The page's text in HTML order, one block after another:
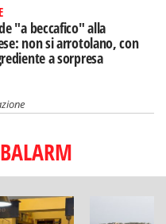
"a beccafico" alla
non si arrotolano, con
a sorpresa